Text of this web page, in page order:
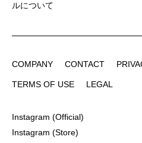
ルについて
COMPANY
CONTACT
TERMS OF USE
LEGAL
Instagram (Official)
Instagram (Store)